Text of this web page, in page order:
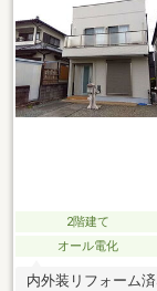
2階建て
オール電化
内外装リフォーム